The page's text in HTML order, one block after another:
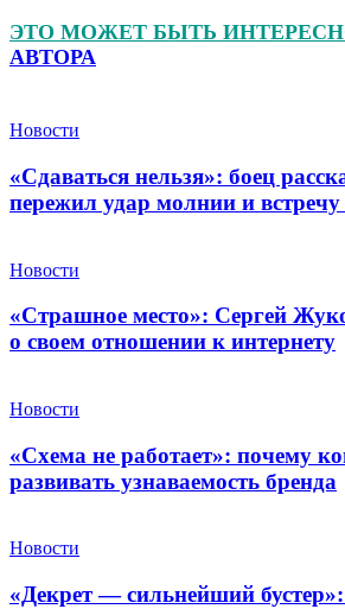
ЭТО МОЖЕТ БЫТЬ
АВТОРА
Новости
«Сдаваться нельзя»: боец
пережил удар молнии и встречу
Новости
«Страшное место»: Сергей
о своем отношении к интернету
Новости
«Схема не работает»: почему
развивать узнаваемость бренда
Новости
«Декрет — сильнейший